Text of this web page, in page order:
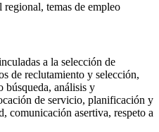
temas de empleo
a la selección de
de reclutamiento y selección,
búsqueda, análisis y
de servicio, planificación y
comunicación asertiva, respeto a